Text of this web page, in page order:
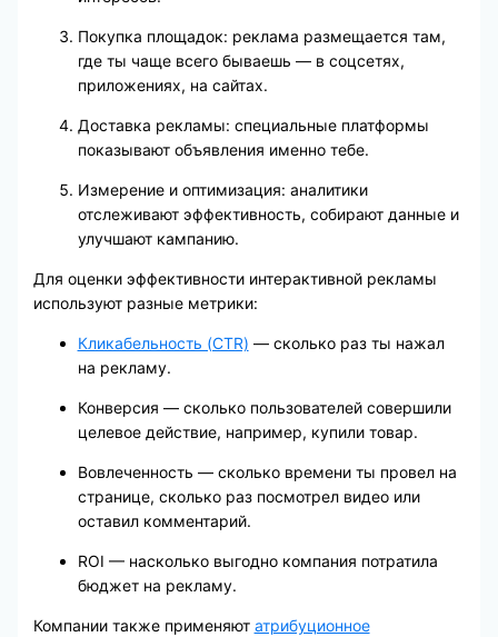
Покупка площадок: реклама размещается там,
где ты чаще всего бываешь — в соцсетях,
приложениях, на сайтах.
Доставка рекламы: специальные платформы
показывают объявления именно тебе.
Измерение и оптимизация: аналитики
отслеживают эффективность, собирают данные и
улучшают кампанию.
Для оценки эффективности интерактивной рекламы
используют разные метрики:
Кликабельность (CTR) — сколько раз ты нажал
на рекламу.
Конверсия — сколько пользователей совершили
целевое действие, например, купили товар.
Вовлеченность — сколько времени ты провел на
странице, сколько раз посмотрел видео или
оставил комментарий.
ROI — насколько выгодно компания потратила
бюджет на рекламу.
Компании также применяют атрибуционное